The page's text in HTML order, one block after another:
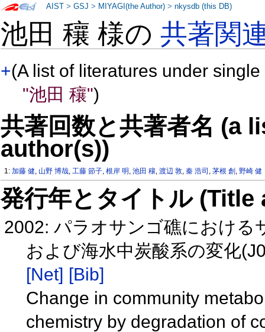
池田 穰 様の共著関
+(A list of literatures under
"池田 穰")
共著回数と共著者名 (a
author(s))
1:加藤 健, 山野 博哉,工藤 節子,根岸 明 ,池田 穰,渡辺 敦,秦 浩司 ,茅根 創 ,野崎 健
発行年とタイトル
2002: パラオサンゴ礁における
および海水中炭酸系の変化
[Net] [Bib]
Change in community
chemistry by degradation of
AIST >GSJ > MIYAGI(the Author) >nkysdb (this DB)